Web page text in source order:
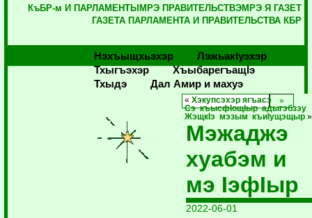
КъБР-м И ПАРЛАМЕНТЫМРЭ ПРАВИТЕЛЬСТВЭМРЭ Я ГАЗЕТ
ГАЗЕТА ПАРЛАМЕНТА И ПРАВИТЕЛЬСТВА КБР
Нэхъыщхьэхэр
Лэжьакlуэхэр
Тхыгъэхэр
Хъыбарегъащlэ
Тхыдэ
Дал Амир и махуэ
«Хэкупсэхэр ягъасэ
Сэ къысфIощIыр адыгэбзэу
ЖэщкIэ мэзым къиIущэщыр »
Мэжаджэ
хуабэм и
мэ IэфIыр
2022-06-01